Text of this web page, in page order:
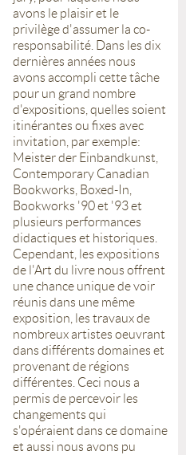
avons le plaisir et le
privilège d'assumer la co-
responsabilité. Dans les dix
dernières années nous
avons accompli cette tâche
pour un grand nombre
d'expositions, quelles soient
itinérantes ou fixes avec
invitation, par exemple:
Meister der Einbandkunst,
Contemporary Canadian
Bookworks, Boxed-In,
Bookworks '90 et '93 et
plusieurs performances
didactiques et historiques.
Cependant, les expositions
de l'Art du livre nous offrent
une chance unique de voir
réunis dans une même
exposition, les travaux de
nombreux artistes oeuvrant
dans différents domaines et
provenant de régions
différentes. Ceci nous a
permis de percevoir les
changements qui
s'opéraient dans ce domaine
et aussi nous avons pu